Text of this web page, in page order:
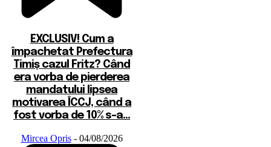
EXCLUSIV! Cum a
împachetat Prefectura
Timiș cazul Fritz? Când
era vorba de pierderea
mandatului lipsea
motivarea ÎCCJ, când a
fost vorba de 10% s-a...
Mircea Opris - 04/08/2026